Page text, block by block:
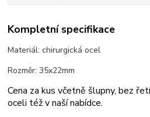
Kompletní specifikace
Materiál: chirurgická ocel
Rozměr: 35x22mm
Cena za kus včetně šlupny, bez
oceli též v naší nabídce.